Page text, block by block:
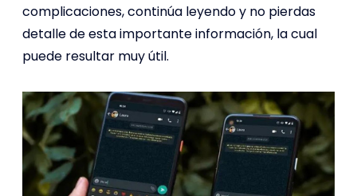
complicaciones, continúa leyendo y no pierdas
detalle de esta importante información, la cual
puede resultar muy útil.